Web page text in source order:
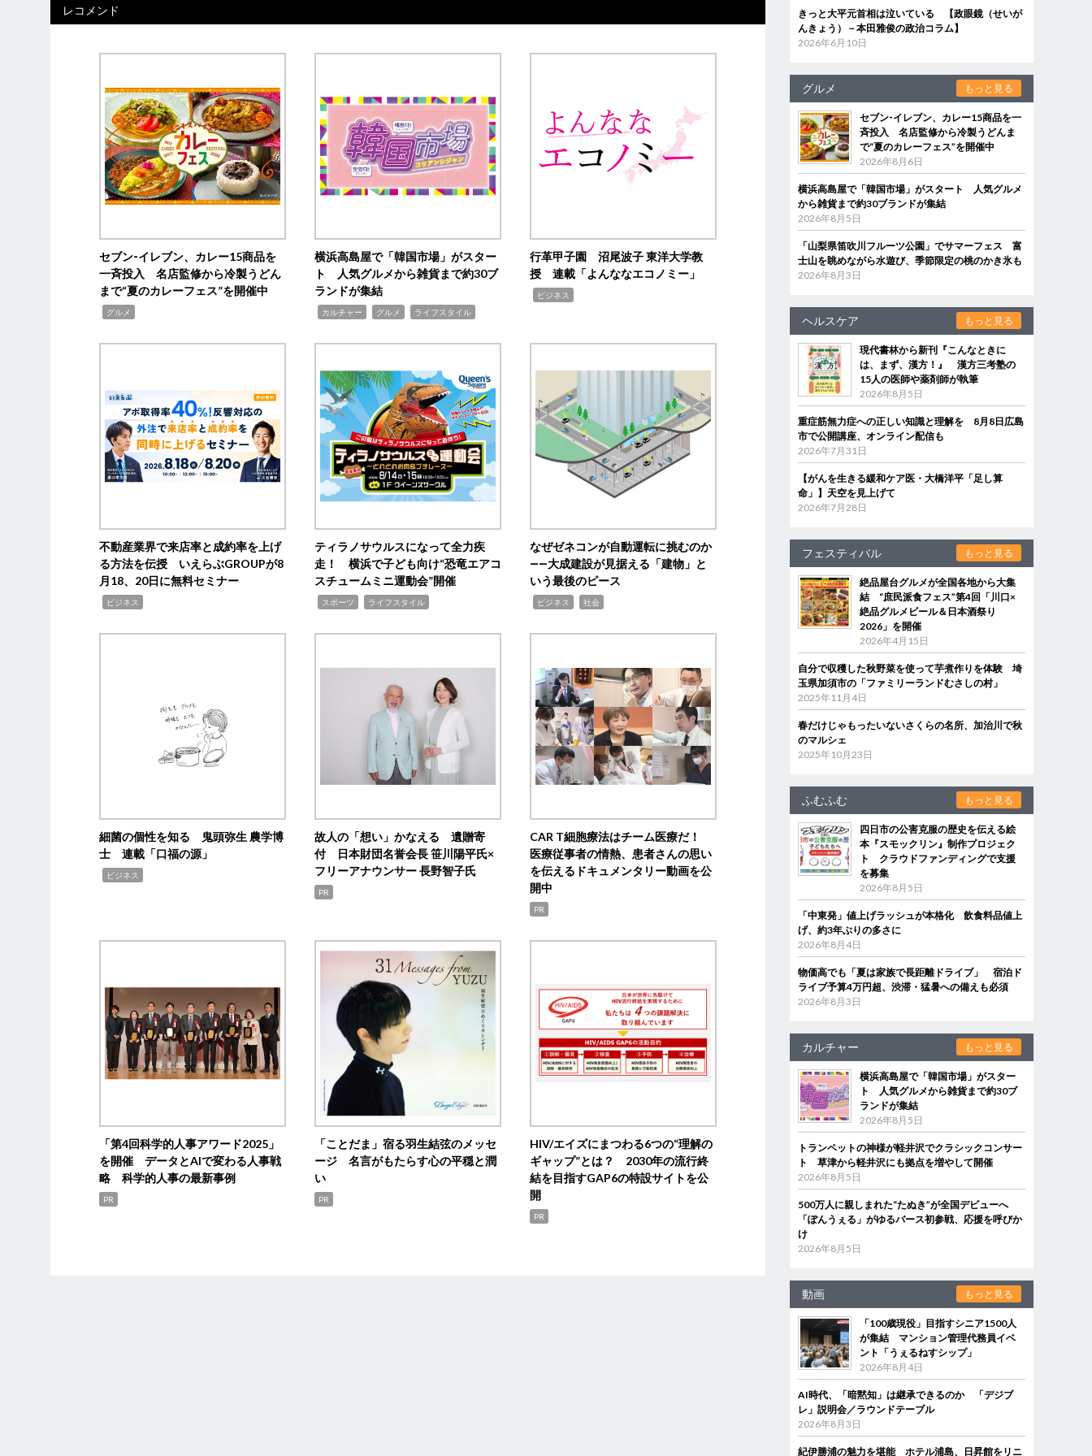
レコメンド
セブン‐イレブン、カレー15商品を
一斉投入 名店監修から冷製うどん
まで“夏のカレーフェス”を開催中
グルメ
横浜高島屋で「韓国市場」がスター
ト 人気グルメから雑貨まで約30ブ
ランドが集結
カルチャー グルメ ライフスタイル
行革甲子園 沼尾波子 東洋大学教
授 連載「よんななエコノミー」
ビジネス
不動産業界で来店率と成約率を上げ
る方法を伝授 いえらぶGROUPが8
月18、20日に無料セミナー
ビジネス
ティラノサウルスになって全力疾
走！ 横浜で子ども向け“恐竜エアコ
スチュームミニ運動会”開催
スポーツ ライフスタイル
なぜゼネコンが自動運転に挑むのか
――大成建設が見据える「建物」と
いう最後のピース
ビジネス 社会
細菌の個性を知る 鬼頭弥生 農学博
士 連載「口福の源」
ビジネス
故人の「想い」かなえる 遺贈寄
付 日本財団名誉会長 笹川陽平氏×
フリーアナウンサー 長野智子氏
PR
CAR T細胞療法はチーム医療だ！
医療従事者の情熱、患者さんの思い
を伝えるドキュメンタリー動画を公
開中
PR
「第4回科学的人事アワード2025」
を開催 データとAIで変わる人事戦
略 科学的人事の最新事例
PR
「ことだま」宿る羽生結弦のメッセ
ージ 名言がもたらす心の平穏と潤
い
PR
HIV/エイズにまつわる6つの“理解の
ギャップ”とは？ 2030年の流行終
結を目指すGAP6の特設サイトを公
開
PR
きっと大平元首相は泣いている 【政眼鏡（せいが
んきょう）－本田雅俊の政治コラム】
2026年6月10日
グルメ もっと見る
セブン‐イレブン、カレー15商品を一
斉投入 名店監修から冷製うどんま
で“夏のカレーフェス”を開催中
2026年8月6日
横浜高島屋で「韓国市場」がスタート 人気グルメ
から雑貨まで約30ブランドが集結
2026年8月5日
「山梨県笛吹川フルーツ公園」でサマーフェス 富
士山を眺めながら水遊び、季節限定の桃のかき氷も
2026年8月3日
ヘルスケア もっと見る
現代書林から新刊『こんなときに
は、まず、漢方！』 漢方三考塾の
15人の医師や薬剤師が執筆
2026年8月5日
重症筋無力症への正しい知識と理解を 8月8日広島
市で公開講座、オンライン配信も
2026年7月31日
【がんを生きる緩和ケア医・大橋洋平「足し算
命」】天空を見上げて
2026年7月28日
フェスティバル もっと見る
絶品屋台グルメが全国各地から大集
結 “庶民派食フェス”第4回「川口×
絶品グルメビール＆日本酒祭り
2026」を開催
2026年4月15日
自分で収穫した秋野菜を使って芋煮作りを体験 埼
玉県加須市の「ファミリーランドむさしの村」
2025年11月4日
春だけじゃもったいないさくらの名所、加治川で秋
のマルシェ
2025年10月23日
ふむふむ もっと見る
四日市の公害克服の歴史を伝える絵
本『スモックリン』制作プロジェク
ト クラウドファンディングで支援
を募集
2026年8月5日
「中東発」値上げラッシュが本格化 飲食料品値上
げ、約3年ぶりの多さに
2026年8月4日
物価高でも「夏は家族で長距離ドライブ」 宿泊ド
ライブ予算4万円超、渋滞・猛暑への備えも必須
2026年8月3日
カルチャー もっと見る
横浜高島屋で「韓国市場」がスター
ト 人気グルメから雑貨まで約30ブ
ランドが集結
2026年8月5日
トランペットの神様が軽井沢でクラシックコンサー
ト 草津から軽井沢にも拠点を増やして開催
2026年8月5日
500万人に親しまれた“たぬき”が全国デビューへ
「ぽんうぇる」がゆるバース初参戦、応援を呼びか
け
2026年8月5日
動画 もっと見る
「100歳現役」目指すシニア1500人
が集結 マンション管理代務員イベ
ント「うぇるねすシップ」
2026年8月4日
AI時代、「暗黙知」は継承できるのか 「デジブ
レ」説明会／ラウンドテーブル
2026年8月3日
紀伊勝浦の魅力を堪能 ホテル浦島、日昇館をリニ